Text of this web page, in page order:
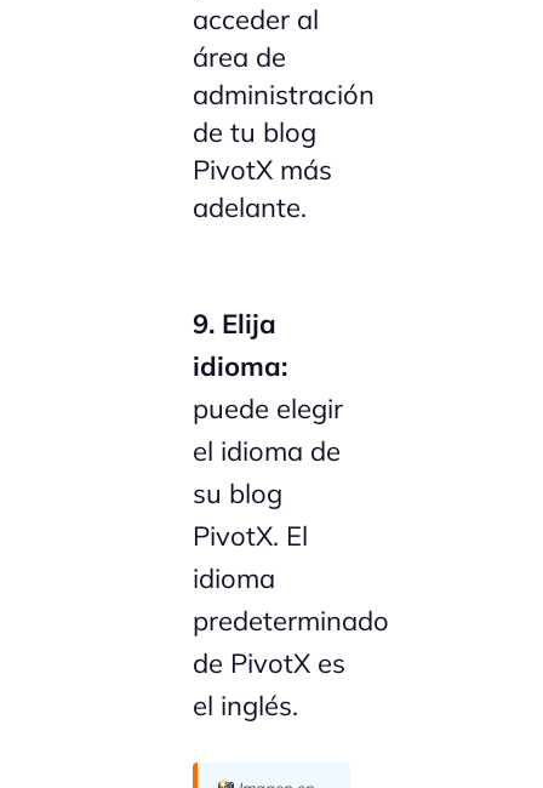
acceder al
área de
administración
de tu blog
PivotX más
adelante.
9. Elija
idioma:
puede elegir
el idioma de
su blog
PivotX. El
idioma
predeterminado
de PivotX es
el inglés.